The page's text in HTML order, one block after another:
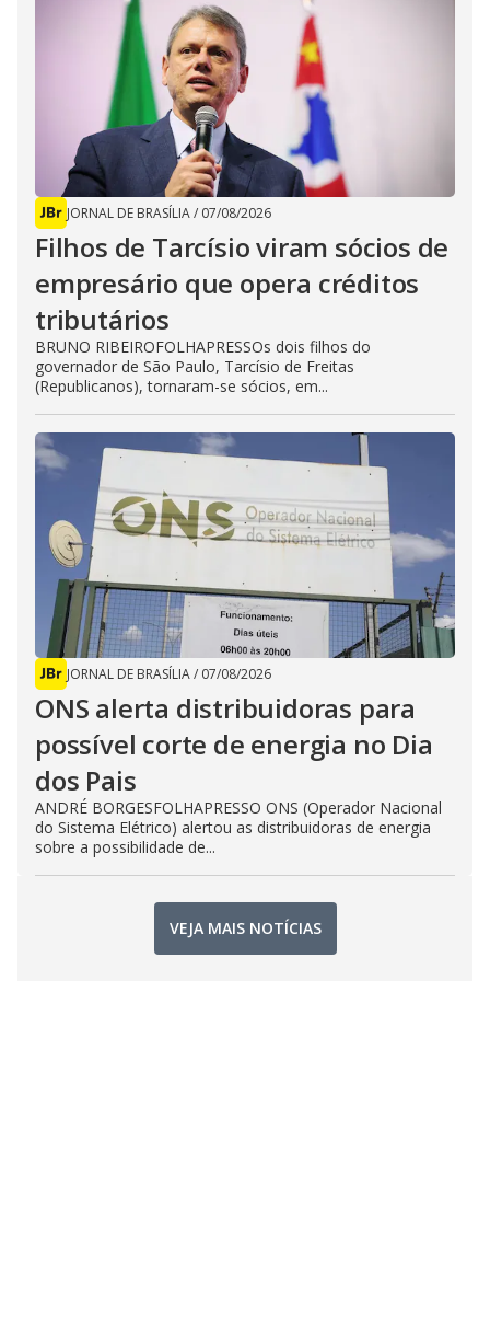
JORNAL DE BRASÍLIA/ 07/08/2026
Filhos de Tarcísio viram sócios de
empresário que opera créditos
tributários
BRUNO RIBEIROFOLHAPRESSOs dois filhos do
governador de São Paulo, Tarcísio de Freitas
(Republicanos), tornaram-se sócios, em...
JORNAL DE BRASÍLIA/ 07/08/2026
ONS alerta distribuidoras para
possível corte de energia no Dia
dos Pais
ANDRÉ BORGESFOLHAPRESSO ONS (Operador Nacional
do Sistema Elétrico) alertou as distribuidoras de energia
sobre a possibilidade de...
VEJA MAIS NOTÍCIAS